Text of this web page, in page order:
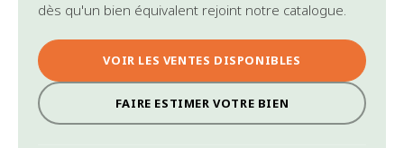
dès qu'un bien équivalent rejoint notre catalogue.
VOIR LES VENTES DISPONIBLES
FAIRE ESTIMER VOTRE BIEN